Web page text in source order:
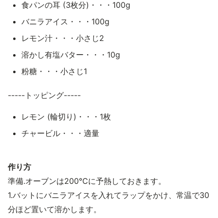
食パンの耳 (3枚分)・・・100g
バニラアイス・・・100g
レモン汁・・・小さじ2
溶かし有塩バター・・・10g
粉糖・・・小さじ1
-----トッピング-----
レモン (輪切り)・・・1枚
チャービル・・・適量
作り方
準備.オーブンは200℃に予熱しておきます。
1.バットにバニラアイスを入れてラップをかけ、常温で30
分ほど置いて溶かします。